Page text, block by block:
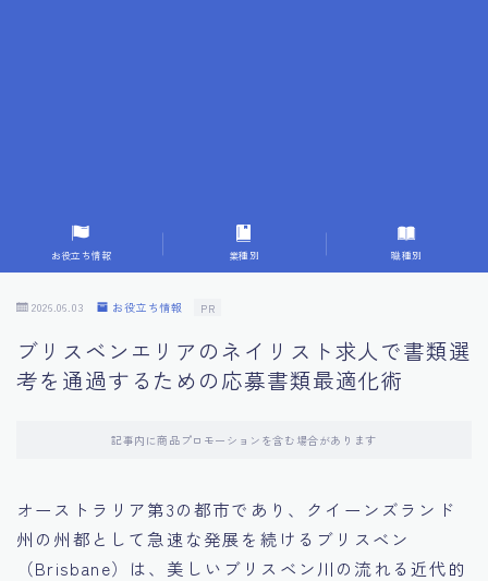
9.転職成功者の事例分析とアドバイス
10.面接官に好印象を与える方法
11.キャリアアップを目指す人の応募書類
14.デジタル化やAIの進化がもたらす影響
お役立ち情報 業種別 職種別
2026.06.03 お役立ち情報 PR
ブリスベンエリアのネイリスト求人で書類選
考を通過するための応募書類最適化術
記事内に商品プロモーションを含む場合があります
オーストラリア第3の都市であり、クイーンズランド
州の州都として急速な発展を続けるブリスベン
（Brisbane）は、美しいブリスベン川の流れる近代的